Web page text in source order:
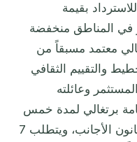
بقيمة
(أو 200,000 يورو في المناطق منخفضة
معتمد مسبقاً من
والتقييم الثقافي
وعائلته
برتغالي لمدة خمس
سنوات بموجب المادة 90-أ من قانون الأجانب، ويتطلب 7